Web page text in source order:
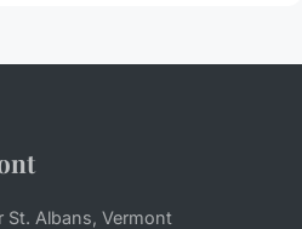
Albans, Vermont